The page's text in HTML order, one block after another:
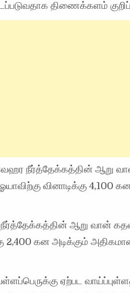
திணைக்களம்
நீர்த்தேக்கத்தின் ஆறு
ஓயாவிற்கு வினாடிக்கு 4,100
ஆறு வான்
2,400 கன அடிக்கும்
ஏற்பட